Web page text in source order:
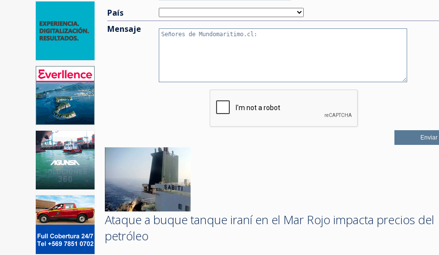
País
Mensaje
Ataque a buque tanque iraní en el Mar Rojo impacta precios del
petróleo